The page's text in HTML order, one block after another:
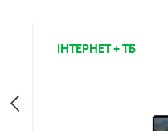
ІНТЕРНЕТ + ТБ